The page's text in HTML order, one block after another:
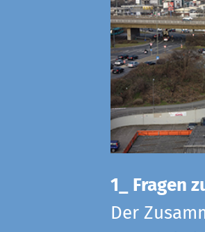
1_ Fragen
Der